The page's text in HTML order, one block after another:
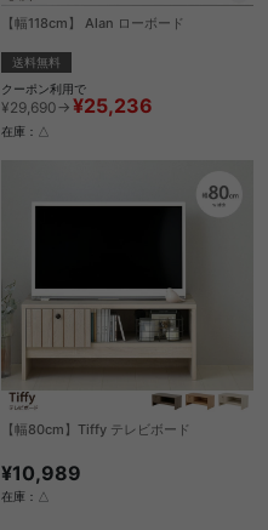
【幅118cm】 Alan ローボード
送料無料
クーポン利用で
¥29,690→ ¥25,236
在庫：△
【幅80cm】Tiffy テレビボード
¥10,989
在庫：△